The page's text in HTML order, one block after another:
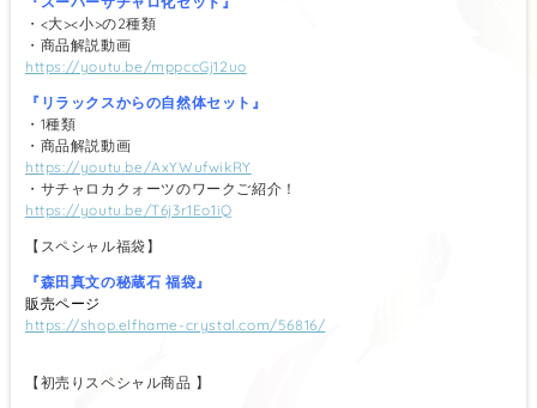
・<大><小>の2種類
・商品解説動画
https://youtu.be/mppccGj12uo
『リラックスからの自然体セット』
・1種類
・商品解説動画
https://youtu.be/AxYWufwikRY
・サチャロカクォーツのワークご紹介！
https://youtu.be/T6j3r1Eo1iQ
【スペシャル福袋】
『森田真文の秘蔵石 福袋』
販売ページ
https://shop.elfhame-crystal.com/56816/
【初売りスペシャル商品 】